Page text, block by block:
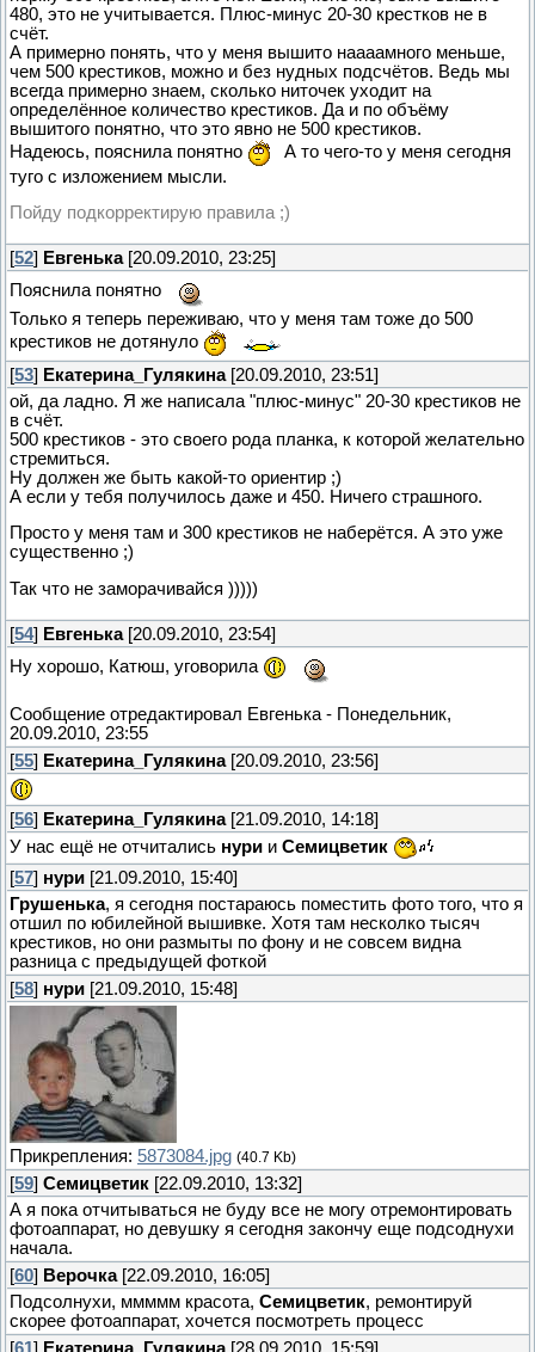
480, это не учитывается. Плюс-минус 20-30 крестков не в
счёт.
А примерно понять, что у меня вышито наааамного меньше,
чем 500 крестиков, можно и без нудных подсчётов. Ведь мы
всегда примерно знаем, сколько ниточек уходит на
определённое количество крестиков. Да и по объёму
вышитого понятно, что это явно не 500 крестиков.
Надеюсь, пояснила понятно
А то чего-то у меня сегодня
туго с изложением мысли.
Пойду подкорректирую правила ;)
[52] Евгенька[20.09.2010, 23:25]
Пояснила понятно
Только я теперь переживаю, что у меня там тоже до 500
крестиков не дотянуло
[53] Екатерина_Гулякина[20.09.2010, 23:51]
ой, да ладно. Я же написала "плюс-минус" 20-30 крестиков не
в счёт.
500 крестиков - это своего рода планка, к которой желательно
стремиться.
Ну должен же быть какой-то ориентир ;)
А если у тебя получилось даже и 450. Ничего страшного.
Просто у меня там и 300 крестиков не наберётся. А это уже
существенно ;)
Так что не заморачивайся )))))
[54] Евгенька[20.09.2010, 23:54]
Ну хорошо, Катюш, уговорила
Сообщение отредактировал Евгенька - Понедельник,
20.09.2010, 23:55
[55] Екатерина_Гулякина[20.09.2010, 23:56]
[56] Екатерина_Гулякина[21.09.2010, 14:18]
У нас ещё не отчитались нури и Семицветик
[57] нури [21.09.2010, 15:40]
Грушенька, я сегодня постараюсь поместить фото того, что я
отшил по юбилейной вышивке. Хотя там несколко тысяч
крестиков, но они размыты по фону и не совсем видна
разница с предыдущей фоткой
[58] нури [21.09.2010, 15:48]
Прикрепления: 5873084.jpg (40.7 Kb)
[59] Семицветик [22.09.2010, 13:32]
А я пока отчитываться не буду все не могу отремонтировать
фотоаппарат, но девушку я сегодня закончу еще подсоднухи
начала.
[60] Верочка[22.09.2010, 16:05]
Подсолнухи, ммммм красота, Семицветик, ремонтируй
скорее фотоаппарат, хочется посмотреть процесс
[61 ] Екатерина_Гулякина [28.09.2010, 15:59]